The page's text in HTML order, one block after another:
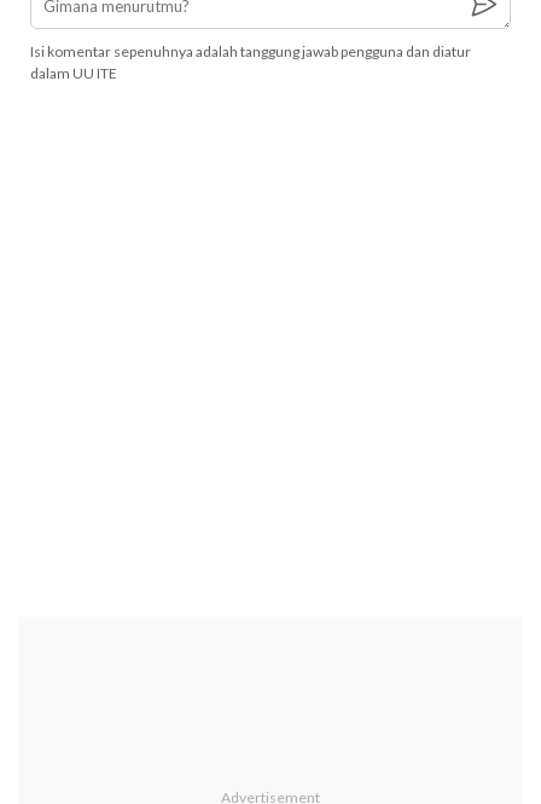
Isi komentar sepenuhnya adalah tanggung jawab pengguna dan diatur
dalam UU ITE